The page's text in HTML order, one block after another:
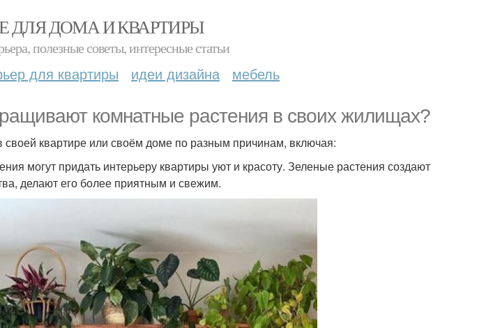
ДЛЯ ДОМА И КВАРТИРЫ
полезные советы, интересные статьи
для квартиры идеи дизайна мебель
комнатные растения в своих жилищах?
квартире или своём доме по разным причинам, включая:
могут придать интерьеру квартиры уют и красоту. Зеленые растения создают
делают его более приятным и свежим.